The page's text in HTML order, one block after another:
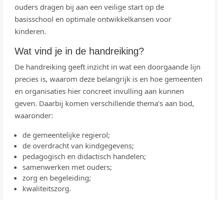
ouders dragen bij aan een veilige start op de
basisschool en optimale ontwikkelkansen voor
kinderen.
Wat vind je in de handreiking?
De handreiking geeft inzicht in wat een doorgaande lijn
precies is, waarom deze belangrijk is en hoe gemeenten
en organisaties hier concreet invulling aan kunnen
geven. Daarbij komen verschillende thema’s aan bod,
waaronder:
de gemeentelijke regierol;
de overdracht van kindgegevens;
pedagogisch en didactisch handelen;
samenwerken met ouders;
zorg en begeleiding;
kwaliteitszorg.